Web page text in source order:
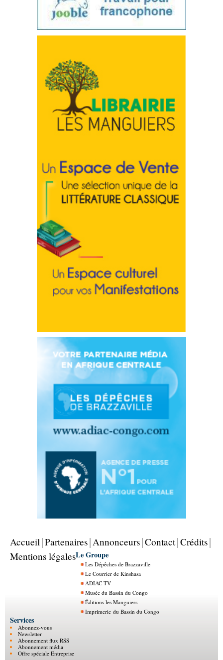
Accueil Partenaires Annonceurs Contact Crédits
Mentions légalesLe Groupe
Les Dépêches de Brazzaville
Le Courrier de Kinshasa
ADIAC TV
Musée du Bassin du Congo
Éditions les Manguiers
Imprimerie du Bassin du Congo
Services
Abonnez-vous
Newsletter
Abonnement flux RSS
Abonnement média
Offre spéciale Entreprise